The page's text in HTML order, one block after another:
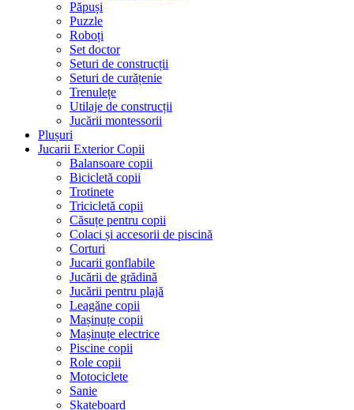
Păpuși
Puzzle
Roboți
Set doctor
Seturi de construcții
Seturi de curățenie
Trenulețe
Utilaje de construcții
Jucării montessorii
Plușuri
Jucarii Exterior Copii
Balansoare copii
Bicicletă copii
Trotinete
Tricicletă copii
Căsuțe pentru copii
Colaci și accesorii de piscină
Corturi
Jucarii gonflabile
Jucării de grădină
Jucării pentru plajă
Leagăne copii
Mașinuțe copii
Mașinuțe electrice
Piscine copii
Role copii
Motociclete
Sanie
Skateboard